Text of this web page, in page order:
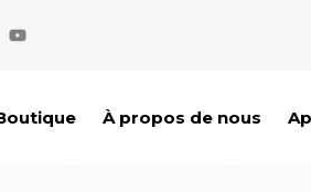
À propos de nous